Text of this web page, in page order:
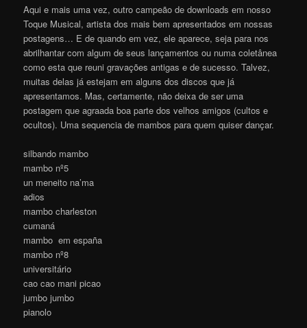
Aqui e mais uma vez, outro campeão de downloads em nosso
Toque Musical, artista dos mais bem apresentados em nossas
postagens… E de quando em vez, ele aparece, seja para nos
abrilhantar com algum de seus lançamentos ou numa coletânea
como esta que reuni gravações antigas e de sucesso. Talvez,
muitas delas já estejam em alguns dos discos que já
apresentamos. Mas, certamente, não deixa de ser uma
postagem que agraada boa parte dos velhos amigos (cultos e
ocultos). Uma sequencia de mambos para quem quiser dançar.
silbando mambo
mambo nº5
un meneito na’ma
adios
mambo charleston
cumaná
mambo em españa
mambo nº8
universitário
cao cao mani picao
jumbo jumbo
pianolo